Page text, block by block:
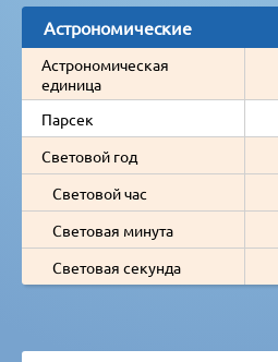
Астрономические
Астрономическая
единица
Парсек
Световой год
Световой час
Световая минута
Световая секунда